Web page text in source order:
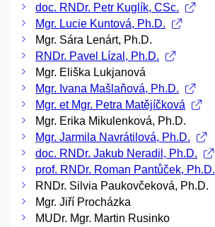
doc. RNDr. Petr Kuglík, CSc.
Mgr. Lucie Kuntová, Ph.D.
Mgr. Sára Lenárt, Ph.D.
RNDr. Pavel Lízal, Ph.D.
Mgr. Eliška Lukjanová
Mgr. Ivana Mašlaňová, Ph.D.
Mgr. et Mgr. Petra Matějíčková
Mgr. Erika Mikulenková, Ph.D.
Mgr. Jarmila Navrátilová, Ph.D.
doc. RNDr. Jakub Neradil, Ph.D.
prof. RNDr. Roman Pantůček, Ph.D.
RNDr. Silvia Paukovčeková, Ph.D.
Mgr. Jiří Procházka
MUDr. Mgr. Martin Rusinko